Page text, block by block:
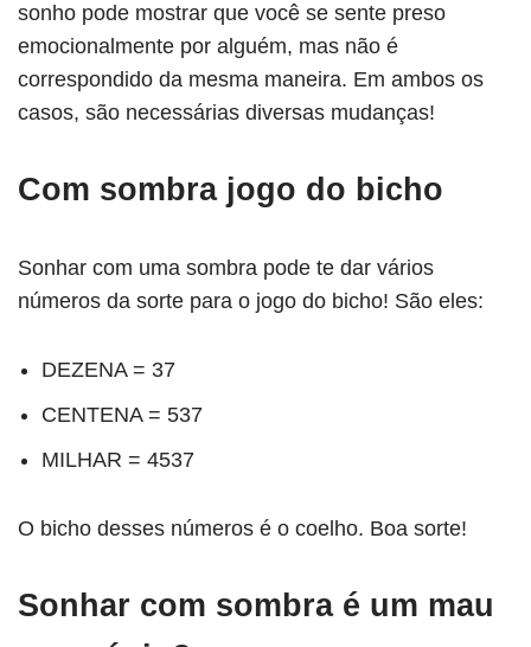
sonho pode mostrar que você se sente preso
emocionalmente por alguém, mas não é
correspondido da mesma maneira. Em ambos os
casos, são necessárias diversas mudanças!
Com sombra jogo do bicho
Sonhar com uma sombra pode te dar vários
números da sorte para o jogo do bicho! São eles:
DEZENA = 37
CENTENA = 537
MILHAR = 4537
O bicho desses números é o coelho. Boa sorte!
Sonhar com sombra é um mau